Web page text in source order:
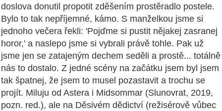
doslova donutil propotit zděšením prostěradlo postele.
Bylo to tak nepříjemné, kámo. S manželkou jsme si
jednoho večera řekli: 'Pojďme si pustit nějakej zasranej
horor,' a naslepo jsme si vybrali právě tohle. Pak už
jsme jen se zatajeným dechem seděli a prostě... totálně
nás to dostalo. Z jedné scény na začátku jsem byl jsem
tak špatnej, že jsem to musel pozastavit a trochu se
projít. Miluju od Astera i Midsommar (Slunovrat, 2019,
pozn. red.), ale na Děsivém dědictví (režisérově vůbec